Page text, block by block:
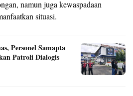
namun juga kewaspadaan
situasi.
Personel Samapta
Patroli Dialogis